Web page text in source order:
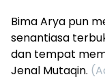
Bima Arya pun
senantiasa
dan tempat
Jenal Mutaqin.